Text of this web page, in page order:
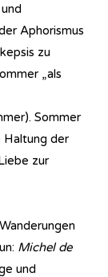
Aphorismus
zu
„als
Sommer
Haltung der
zur
Michel de
und